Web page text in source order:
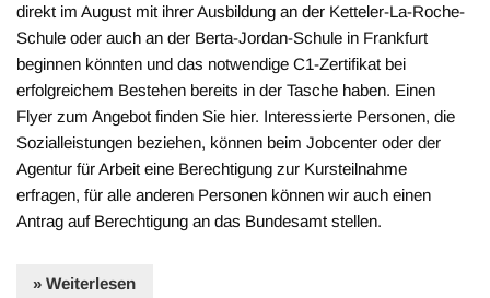
direkt im August mit ihrer Ausbildung an der Ketteler-La-Roche-
Schule oder auch an der Berta-Jordan-Schule in Frankfurt
beginnen könnten und das notwendige C1-Zertifikat bei
erfolgreichem Bestehen bereits in der Tasche haben. Einen
Flyer zum Angebot finden Sie hier. Interessierte Personen, die
Sozialleistungen beziehen, können beim Jobcenter oder der
Agentur für Arbeit eine Berechtigung zur Kursteilnahme
erfragen, für alle anderen Personen können wir auch einen
Antrag auf Berechtigung an das Bundesamt stellen.
» Weiterlesen